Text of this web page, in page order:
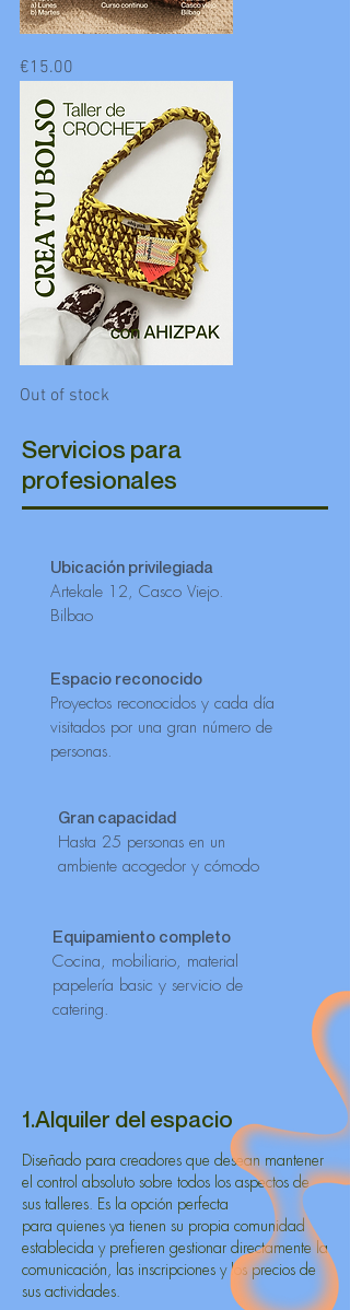
CROCHET
Price
€15.00
CREA
TU
Out of stock
Servicios para
profesionales
Ubicación privilegiada
Artekale 12, Casco Viejo.
Bilbao
Espacio reconocido
Proyectos reconocidos y cada día
visitados por una gran número de
personas.
Gran capacidad
Hasta 25 personas en un
ambiente acogedor y cómodo
Equipamiento completo
Cocina, mobiliario, material
papelería basic y servicio de
catering.
1.Alquiler del espacio
Diseñado para creadores que desean mantener
el control absoluto sobre todos los aspectos de
sus talleres. Es la opción perfecta
para quienes ya tienen su propia comunidad
establecida y prefieren gestionar directamente la
comunicación, las inscripciones y los precios de
sus actividades.